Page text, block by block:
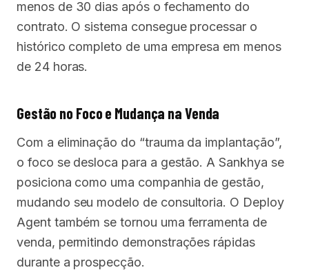
menos de 30 dias após o fechamento do
contrato. O sistema consegue processar o
histórico completo de uma empresa em menos
de 24 horas.
Gestão no Foco e Mudança na Venda
Com a eliminação do “trauma da implantação”,
o foco se desloca para a gestão. A Sankhya se
posiciona como uma companhia de gestão,
mudando seu modelo de consultoria. O Deploy
Agent também se tornou uma ferramenta de
venda, permitindo demonstrações rápidas
durante a prospecção.